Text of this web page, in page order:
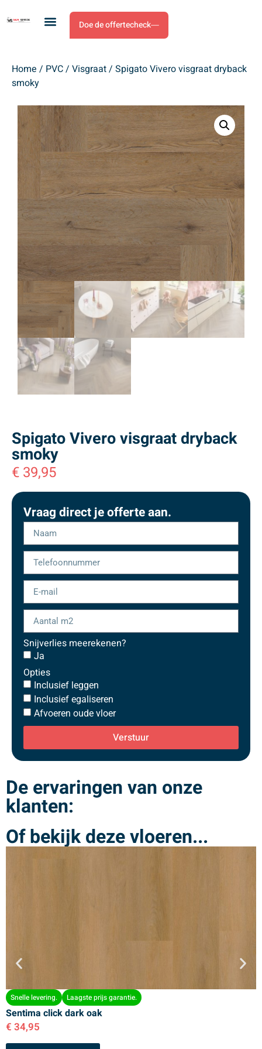
Doe de offertecheck
Home / PVC/ Visgraat/ Spigato Vivero visgraat dryback
smoky
Spigato Vivero visgraat dryback
smoky
€ 39,95
Vraag direct je offerte aan.
Snijverlies meerekenen?
Ja
Opties
Inclusief leggen
Inclusief egaliseren
Afvoeren oude vloer
Verstuur
De ervaringen van onze
klanten:
Of bekijk deze vloeren...
Snelle levering. Laagste prijs garantie.
Sentima click dark oak
€ 34,95